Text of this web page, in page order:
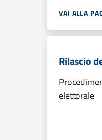
VAI ALLA
Rilascio
elettorale